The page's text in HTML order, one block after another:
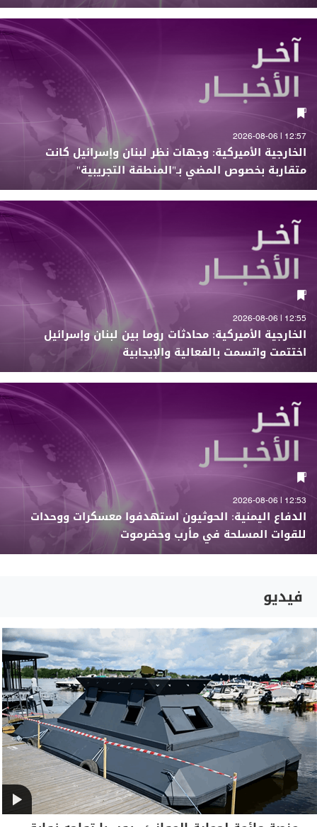
12:57 | 2026-08-06
الخارجية الأميركية: وجهات نظر لبنان وإسرائيل كانت
متقاربة بخصوص المضي بـ"المنطقة التجريبية"
12:55 | 2026-08-06
الخارجية الأميركية: محادثات روما بين لبنان وإسرائيل
اختتمت واتسمت بالفعالية والإيجابية
12:53 | 2026-08-06
الدفاع اليمنية: الحوثيون استهدفوا معسكرات ووحدات
للقوات المسلحة في مأرب وحضرموت
فيديو